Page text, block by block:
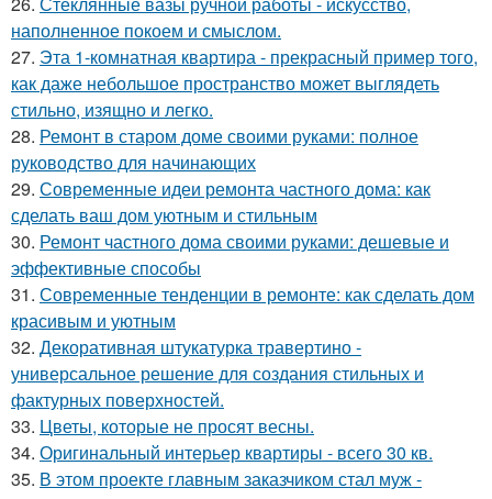
наполненное покоем и смыслом.
27. Эта 1-комнатная квартира - прекрасный пример того,
как даже небольшое пространство может выглядеть
стильно, изящно и легко.
28. Ремонт в старом доме своими руками: полное
руководство для начинающих
29. Современные идеи ремонта частного дома: как
сделать ваш дом уютным и стильным
30. Ремонт частного дома своими руками: дешевые и
эффективные способы
31. Современные тенденции в ремонте: как сделать дом
красивым и уютным
32. Декоративная штукатурка травертино -
универсальное решение для создания стильных и
фактурных поверхностей.
33. Цветы, которые не просят весны.
34. Оригинальный интерьер квартиры - всего 30 кв.
35. В этом проекте главным заказчиком стал муж -